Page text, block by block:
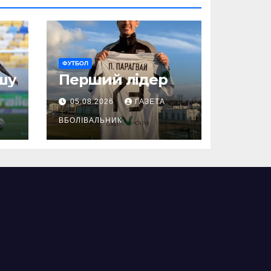
ФУТБОЛ
Перший лідер
05.08.2026 ГАЗЕТА
ВБОЛІВАЛЬНИК